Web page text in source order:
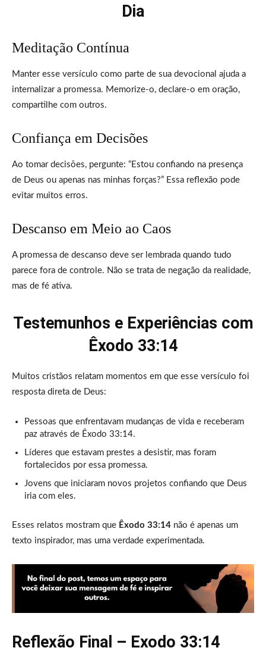
Dia
Meditação Contínua
Manter esse versículo como parte de sua devocional ajuda a
internalizar a promessa. Memorize-o, declare-o em oração,
compartilhe com outros.
Confiança em Decisões
Ao tomar decisões, pergunte: “Estou confiando na presença
de Deus ou apenas nas minhas forças?” Essa reflexão pode
evitar muitos erros.
Descanso em Meio ao Caos
A promessa de descanso deve ser lembrada quando tudo
parece fora de controle. Não se trata de negação da realidade,
mas de fé ativa.
Testemunhos e Experiências com
Êxodo 33:14
Muitos cristãos relatam momentos em que esse versículo foi
resposta direta de Deus:
Pessoas que enfrentavam mudanças de vida e receberam
paz através de Êxodo 33:14.
Líderes que estavam prestes a desistir, mas foram
fortalecidos por essa promessa.
Jovens que iniciaram novos projetos confiando que Deus
iria com eles.
Esses relatos mostram que Êxodo 33:14 não é apenas um
texto inspirador, mas uma verdade experimentada.
Reflexão Final – Exodo 33:14